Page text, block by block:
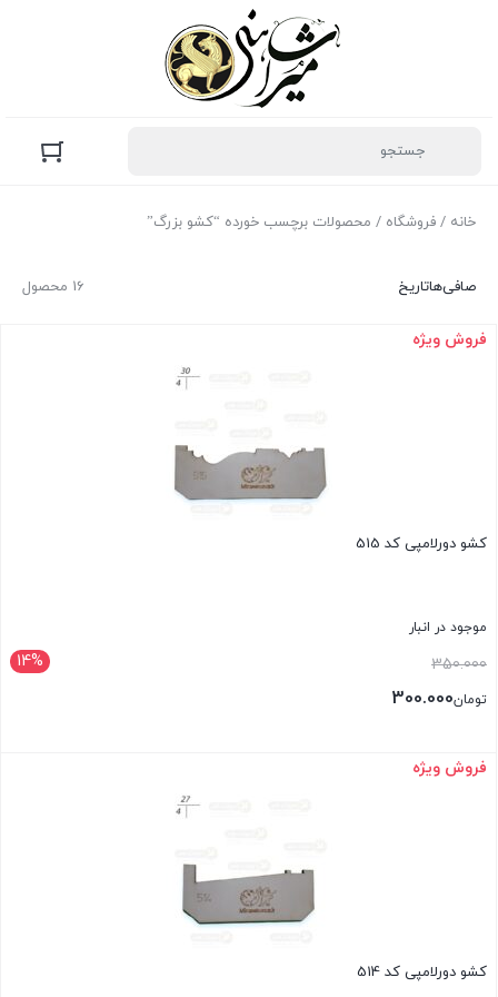
خانه / فروشگاه / محصولات برچسب خورده “کشو بزرگ”
16 محصول صافی‌هاتاریخ
فروش ویژه
کشو دورلامپی کد 515
موجود در انبار
14% 350.000قیمت
اصلی:
بود.
تومان300.000
فعلی:
بستن
فروش ویژه
کشو دورلامپی کد 514